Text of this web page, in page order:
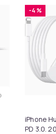
- Adapter i
Lader for
-4 %
iPhone
PD 3.0.